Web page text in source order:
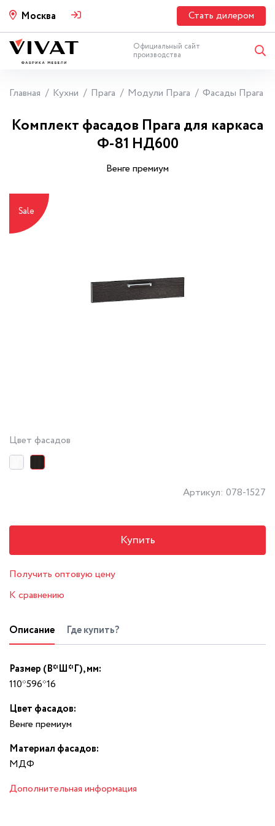
Москва Стать дилером
Официальный сайт
производства
Главная Кухни Прага Модули Прага Фасады Прага
Комплект фасадов Прага для каркаса
Ф-81 НД600
Венге премиум
Sale
Цвет фасадов
Артикул: 078-1527
Купить
Получить оптовую цену
К сравнению
Описание Где купить?
Размер (В*Ш*Г), мм:
110*596*16
Цвет фасадов:
Венге премиум
Материал фасадов:
МДФ
Дополнительная информация